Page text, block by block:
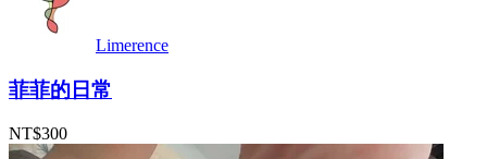
Limerence
菲菲的日常
NT$300